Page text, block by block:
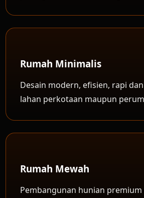
Rumah Minimalis
Desain modern, efisien, rapi
lahan perkotaan maupun
Rumah Mewah
Pembangunan hunian